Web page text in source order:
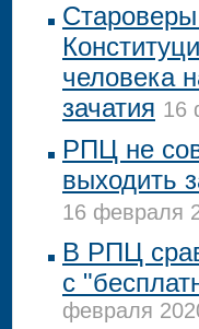
человека
зачатия 16
РПЦ не
выходить
16 февраля
В РПЦ
с
февраля